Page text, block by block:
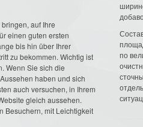
auf Ihre
einen guten ersten
bis hin über Ihrer
zu bekommen. Wichtig ist
Wenn Sie sich die
haben und sich
auch versuchen, in Ihrem
gleich aussehen.
Besuchern, mit Leichtigkeit
по